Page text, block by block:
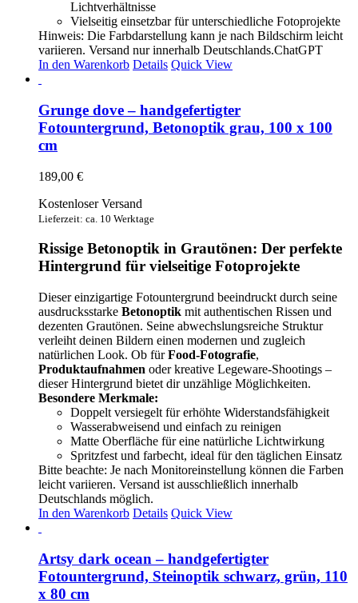
Lichtverhältnisse
Vielseitig einsetzbar für unterschiedliche Fotoprojekte
Hinweis: Die Farbdarstellung kann je nach Bildschirm leicht
variieren. Versand nur innerhalb Deutschlands.ChatGPT
In den Warenkorb Details Quick View
Grunge dove – handgefertigter
Fotountergrund, Betonoptik grau, 100 x 100
cm
189,00 €
Kostenloser Versand
Lieferzeit: ca. 10 Werktage
Rissige Betonoptik in Grautönen: Der perfekte
Hintergrund für vielseitige Fotoprojekte
Dieser einzigartige Fotountergrund beeindruckt durch seine
ausdrucksstarke Betonoptik mit authentischen Rissen und
dezenten Grautönen. Seine abwechslungsreiche Struktur
verleiht deinen Bildern einen modernen und zugleich
natürlichen Look. Ob fürFood-Fotografie,
Produktaufnahmen oder kreative Legeware-Shootings –
dieser Hintergrund bietet dir unzählige Möglichkeiten.
Besondere Merkmale:
Doppelt versiegelt für erhöhte Widerstandsfähigkeit
Wasserabweisend und einfach zu reinigen
Matte Oberfläche für eine natürliche Lichtwirkung
Spritzfest und farbecht, ideal für den täglichen Einsatz
Bitte beachte: Je nach Monitoreinstellung können die Farben
leicht variieren. Versand ist ausschließlich innerhalb
Deutschlands möglich.
In den Warenkorb Details Quick View
Artsy dark ocean – handgefertigter
Fotountergrund, Steinoptik schwarz, grün, 110
x 80 cm